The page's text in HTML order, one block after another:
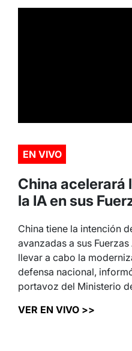
EN VIVO
China acelerará
la IA en sus
China tiene la intención
avanzadas a sus
llevar a cabo la
defensa nacional,
portavoz del Ministerio
VER EN VIVO >>